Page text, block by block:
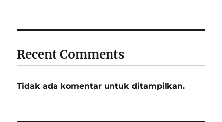
Recent Comments
Tidak ada komentar untuk ditampilkan.